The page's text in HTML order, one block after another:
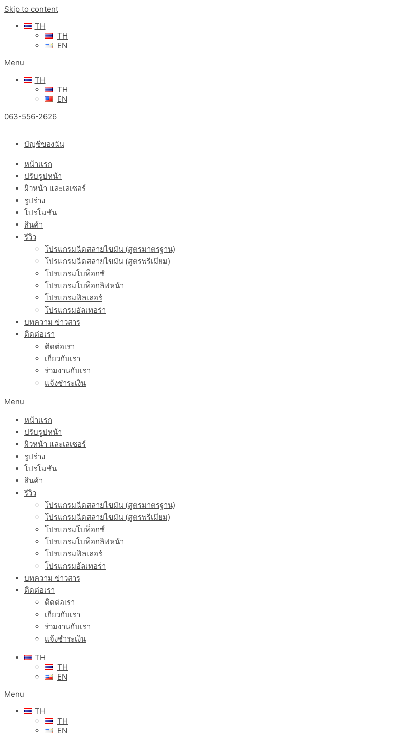
Skip to content
TH
TH
EN
Menu
TH
TH
EN
063-556-2626
บัญชีของฉัน
หน้าเเรก
ปรับรูปหน้า
ผิวหน้า และเลเซอร์
รูปร่าง
โปรโมชัน
สินค้า
รีวิว
โปรแกรมฉีดสลายไขมัน (สูตรมาตรฐาน)
โปรแกรมฉีดสลายไขมัน (สูตรพรีเมียม)
โปรแกรมโบท็อกซ์
โปรแกรมโบท็อกลิฟหน้า
โปรแกรมฟิลเลอร์
โปรแกรมอัลเทอร่า
บทความ ข่าวสาร
ติดต่อเรา
ติดต่อเรา
เกี่ยวกับเรา
ร่วมงานกับเรา
แจ้งชำระเงิน
Menu
หน้าเเรก
ปรับรูปหน้า
ผิวหน้า และเลเซอร์
รูปร่าง
โปรโมชัน
สินค้า
รีวิว
โปรแกรมฉีดสลายไขมัน (สูตรมาตรฐาน)
โปรแกรมฉีดสลายไขมัน (สูตรพรีเมียม)
โปรแกรมโบท็อกซ์
โปรแกรมโบท็อกลิฟหน้า
โปรแกรมฟิลเลอร์
โปรแกรมอัลเทอร่า
บทความ ข่าวสาร
ติดต่อเรา
ติดต่อเรา
เกี่ยวกับเรา
ร่วมงานกับเรา
แจ้งชำระเงิน
TH
TH
EN
Menu
TH
TH
EN